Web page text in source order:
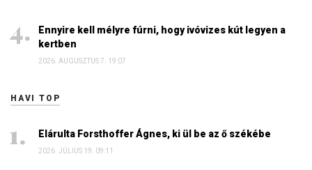
Ennyire kell mélyre fúrni, hogy ivóvizes kút legyen a
kertben
2026. AUGUSZTUS 7. 19:07
HAVI TOP
Elárulta Forsthoffer Ágnes, ki ül be az ő székébe
2026. JÚLIUS 19. 09:11